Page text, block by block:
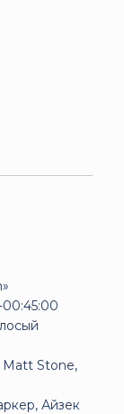
Matt Stone,
Айзек